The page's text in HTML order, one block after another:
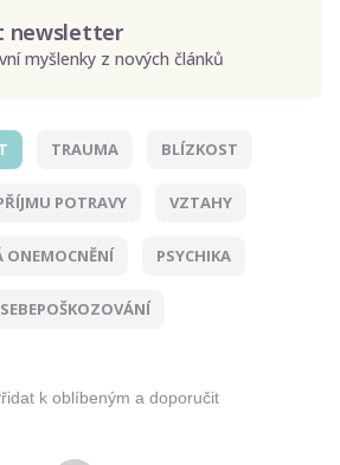
newsletter
myšlenky z nových článků
se zpracováním osobních
TRAUMA BLÍZKOST
POTRAVY VZTAHY
ONEMOCNĚNÍ PSYCHIKA
SEBEPOŠKOZOVÁNÍ
k oblíbeným a doporučit